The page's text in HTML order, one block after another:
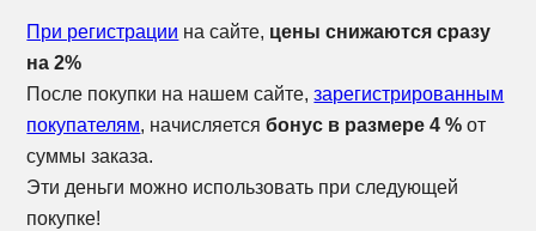
При регистрации на сайте, цены снижаются сразу
на 2%
После покупки на нашем сайте,зарегистрированным
покупателям, начисляетсябонус в размере 4 % от
суммы заказа.
Эти деньги можно использовать при следующей
покупке!